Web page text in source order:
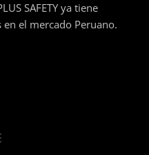
SAFETY ya tiene
el mercado Peruano.